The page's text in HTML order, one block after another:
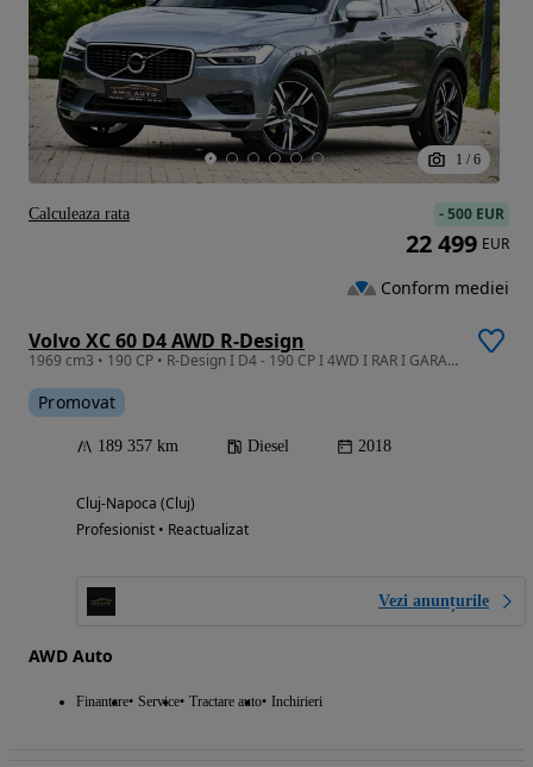
1 / 6
Volvo XC 60 D4 AWD R-Design
1969 cm3 • 190 CP • R-Design I D4 - 190 CP I 4WD I RAR I GARANTIE I RATE I Revizie
Promovat
189 357 km Diesel 2018
Cluj-Napoca (Cluj)
Profesionist • Reactualizat
Vezi anunțurile
AWD Auto
Finantare Service Tractare auto Inchirieri
-500 EUR
22 499 EUR
Conform mediei
Calculeaza rata